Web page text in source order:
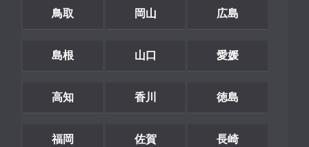
鳥取 岡山 広島
島根 山口 愛媛
高知 香川 徳島
福岡 佐賀 長崎